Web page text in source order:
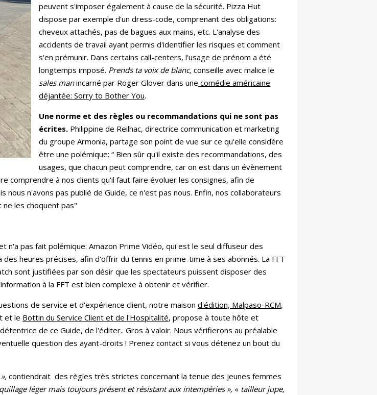
peuvent s'imposer également à cause de la sécurité. Pizza Hut
dispose par exemple d'un dress-code, comprenant des obligations:
cheveux attachés, pas de bagues aux mains, etc. L'analyse des
accidents de travail ayant permis d'identifier les risques et comment
s'en prémunir. Dans certains call-centers, l'usage de prénom a été
longtemps imposé. Prends ta voix de blanc, conseille avec malice le
sales manincarné par Roger Glover dans une comédie américaine
déjantée: Sorry to Bother You.
Une norme et des règles ou recommandations qui ne sont pas
écrites. Philippine de Reilhac, directrice communication et marketing
du groupe Armonia, partage son point de vue sur ce qu'elle considère
être une polémique: “ Bien sûr qu'il existe des recommandations, des
usages, que chacun peut comprendre, car on est dans un évènement
comprendre à nos clients qu'il faut faire évoluer les consignes, afin de
n'avons pas publié de Guide, ce n'est pas nous. Enfin, nos collaborateurs
les choquent pas"
n'a pas fait polémique: Amazon Prime Vidéo, qui est le seul diffuseur des
heures précises, afin d'offrir du tennis en prime-time à ses abonnés. La FFT
sont justifiées par son désir que les spectateurs puissent disposer des
à la FFT est bien complexe à obtenir et vérifier.
de service et d'expérience client, notre maisond'édition, Malpaso-RCM,
et le Bottin du Service Client et de l'Hospitalité, propose à toute hôte et
de ce Guide, de l'éditer.. Gros à valoir. Nous vérifierons au préalable
question des ayant-droits ! Prenez contact si vous détenez un bout du
»,contiendrait des règles très strictes concernant la tenue des jeunes femmes
léger mais toujours présent et résistant aux intempéries », « tailleur jupe,